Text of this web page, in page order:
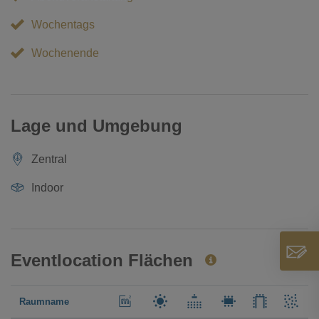
Wochentags
Wochenende
Lage und Umgebung
Zentral
Indoor
Eventlocation Flächen
Raumname